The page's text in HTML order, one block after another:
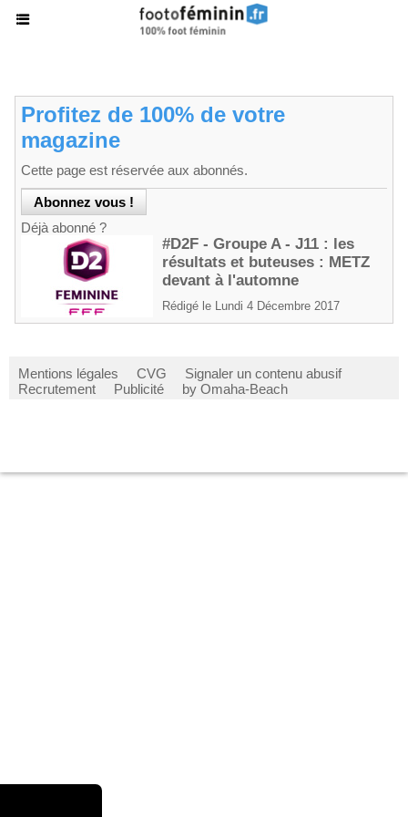
Profitez de 100% de votre
magazine
Cette page est réservée aux abonnés.
Déjà abonné ?
#D2F - Groupe A - J11 : les
résultats et buteuses : METZ
devant à l'automne
Rédigé le Lundi 4 Décembre 2017
Mentions légales CVG
Signaler un contenu abusif
Recrutement
Publicité by Omaha-Beach